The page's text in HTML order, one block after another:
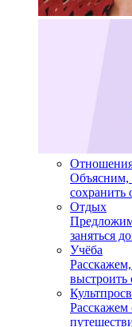
Объясним,
сохранить
Отдых
заняться
Учёба
Расскажем